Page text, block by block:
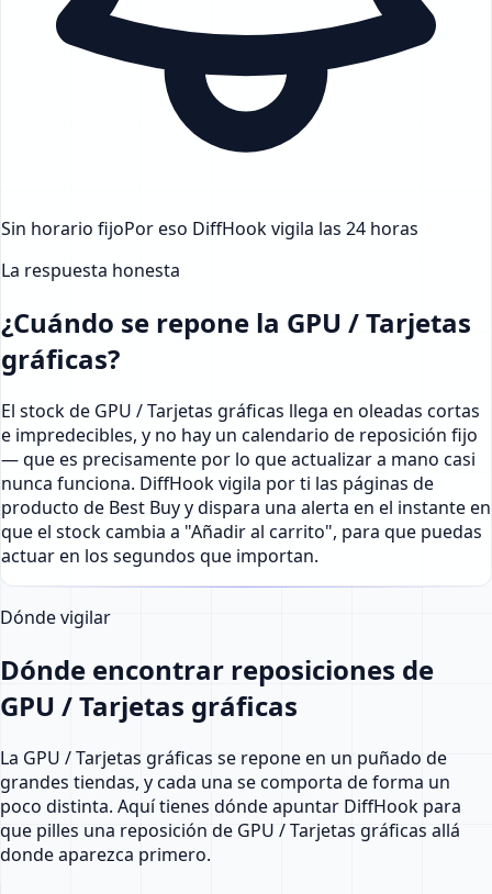
Sin horario fijoPor eso DiffHook vigila las 24 horas
La respuesta honesta
¿Cuándo se repone la GPU / Tarjetas
gráficas?
El stock de GPU / Tarjetas gráficas llega en oleadas cortas
e impredecibles, y no hay un calendario de reposición fijo
— que es precisamente por lo que actualizar a mano casi
nunca funciona. DiffHook vigila por ti las páginas de
producto de Best Buy y dispara una alerta en el instante en
que el stock cambia a "Añadir al carrito", para que puedas
actuar en los segundos que importan.
Dónde vigilar
Dónde encontrar reposiciones de
GPU / Tarjetas gráficas
La GPU / Tarjetas gráficas se repone en un puñado de
grandes tiendas, y cada una se comporta de forma un
poco distinta. Aquí tienes dónde apuntar DiffHook para
que pilles una reposición de GPU / Tarjetas gráficas allá
donde aparezca primero.